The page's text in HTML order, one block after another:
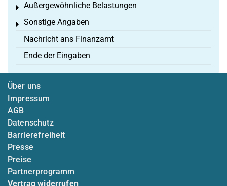
Außergewöhnliche Belastungen
Toggle menu
Sonstige Angaben
Toggle menu
Nachricht ans Finanzamt
Ende der Eingaben
Über uns
Impressum
AGB
Datenschutz
Barrierefreiheit
Presse
Preise
Partnerprogramm
Vertrag widerrufen